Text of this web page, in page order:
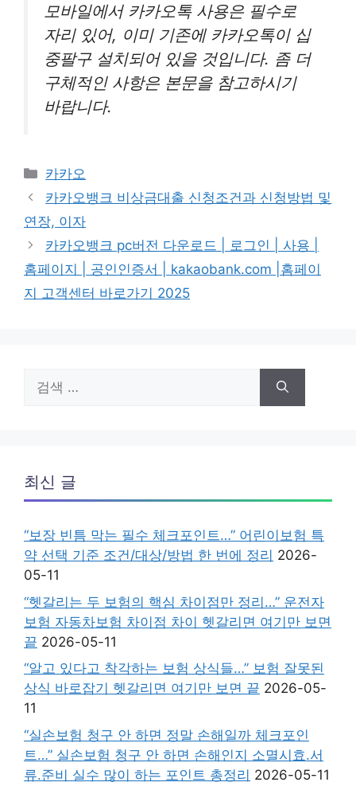
모바일에서 카카오톡 사용은 필수로
자리 있어, 이미 기존에 카카오톡이 십
중팔구 설치되어 있을 것입니다. 좀 더
구체적인 사항은 본문을 참고하시기
바랍니다.
카
테
리
카카오
카카오뱅크 비상금대출 신청조건과 신청방법 및
연장, 이자
카카오뱅크 pc버전 다운로드 | 로그인 | 사용 |
홈페이지 | 공인인증서 | kakaobank.com |홈페이
지 고객센터 바로가기 2025
색:
최신 글
“보장 빈틈 막는 필수 체크포인트…” 어린이보험 특
약 선택 기준 조건/대상/방법 한 번에 정리 2026-
05-11
“헷갈리는 두 보험의 핵심 차이점만 정리…” 운전자
보험 자동차보험 차이점 차이 헷갈리면 여기만 보면
끝 2026-05-11
“알고 있다고 착각하는 보험 상식들…” 보험 잘못된
상식 바로잡기 헷갈리면 여기만 보면 끝 2026-05-
11
“실손보험 청구 안 하면 정말 손해일까 체크포인
트…” 실손보험 청구 안 하면 손해인지 소멸시효.서
류.준비 실수 많이 하는 포인트 총정리 2026-05-11